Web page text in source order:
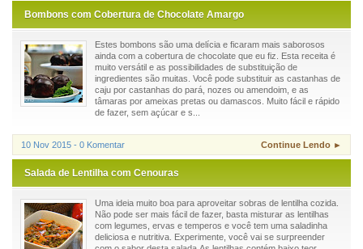
Bombons com Cobertura de Chocolate Amargo
Estes bombons são uma delícia e ficaram mais saborosos
ainda com a cobertura de chocolate que eu fiz. Esta receita é
muito versátil e as possibilidades de substituição de
ingredientes são muitas. Você pode substituir as castanhas de
caju por castanhas do pará, nozes ou amendoim, e as
tâmaras por ameixas pretas ou damascos. Muito fácil e rápido
de fazer, sem açúcar e s...
10 Nov 2015 - 0 Komentar Continue Lendo ►
Salada de Lentilha com Cenouras
Uma ideia muito boa para aproveitar sobras de lentilha cozida.
Não pode ser mais fácil de fazer, basta misturar as lentilhas
com legumes, ervas e temperos e você tem uma saladinha
deliciosa e nutritiva. Experimente, você vai se surpreender